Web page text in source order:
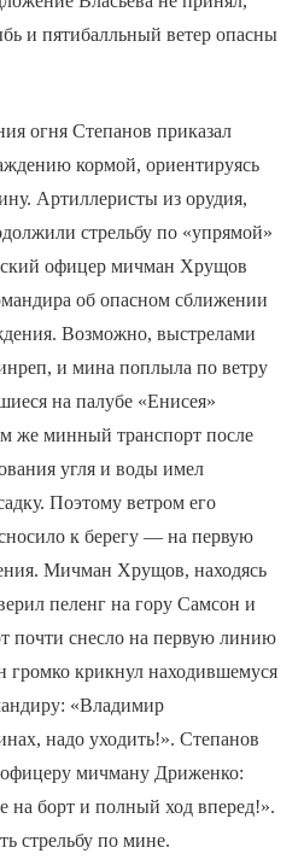
и пятибалльный ветер опасны
огня Степанов приказал
кормой, ориентируясь
Артиллеристы из орудия,
стрельбу по «упрямой»
офицер мичман Хрущов
об опасном сближении
Возможно, выстрелами
и мина поплыла по ветру
на палубе «Енисея»
же минный транспорт после
угля и воды имел
Поэтому ветром его
к берегу — на первую
Мичман Хрущов, находясь
пеленг на гору Самсон и
почти снесло на первую линию
громко крикнул находившемуся
«Владимир
надо уходить!». Степанов
мичману Дриженко:
на борт и полный ход вперед!».
стрельбу по мине.